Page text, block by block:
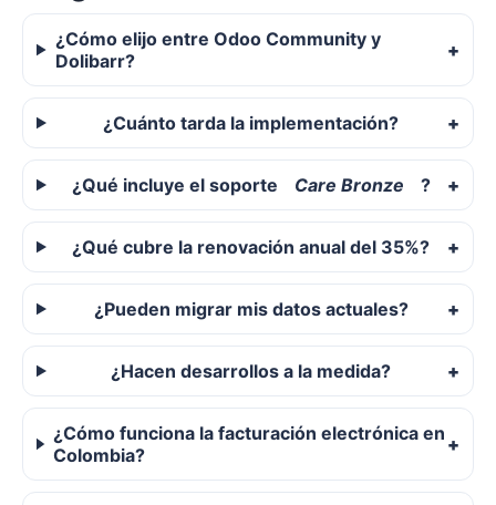
¿Cómo elijo entre Odoo Community y
Dolibarr?
¿Cuánto tarda la implementación?
¿Qué incluye el soporte Care Bronze ?
¿Qué cubre la renovación anual del 35%?
¿Pueden migrar mis datos actuales?
¿Hacen desarrollos a la medida?
¿Cómo funciona la facturación electrónica en
Colombia?